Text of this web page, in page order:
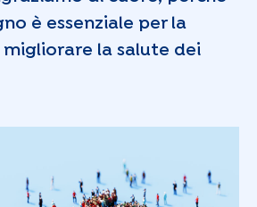
è essenziale per la
la salute dei